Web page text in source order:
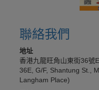
聯絡我們
地址
香港九龍旺角山東街36號
36E, G/F, Shantung St.,
Langham Place)